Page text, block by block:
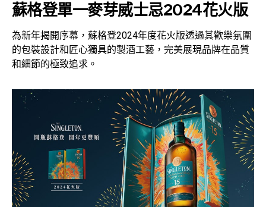
蘇格登單一麥芽威士忌2024花火版
為新年揭開序幕，蘇格登2024年度花火版透過其歡樂氛圍
的包裝設計和匠心獨具的製酒工藝，完美展現品牌在品質
和細節的極致追求。